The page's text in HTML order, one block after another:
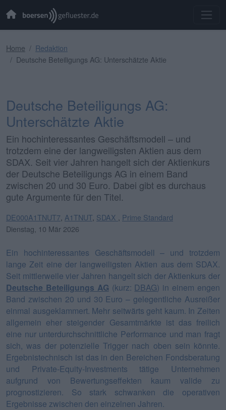
Home
Redaktion
Deutsche Beteiligungs AG: Unterschätzte Aktie
Deutsche Beteiligungs AG:
Unterschätzte Aktie
Ein hochinteressantes Geschäftsmodell – und
trotzdem eine der langweiligsten Aktien aus dem
SDAX. Seit vier Jahren hangelt sich der Aktienkurs
der Deutsche Beteiligungs AG in einem Band
zwischen 20 und 30 Euro. Dabei gibt es durchaus
gute Argumente für den Titel.
DE000A1TNUT7 A1TNUT SDAX
Prime Standard
Dienstag, 10 Mär 2026
Ein hochinteressantes Geschäftsmodell – und trotzdem
lange Zeit eine der langweiligsten Aktien aus dem SDAX.
Seit mittlerweile vier Jahren hangelt sich der Aktienkurs der
Deutsche Beteiligungs AG (kurz: DBAG) in einem engen
Band zwischen 20 und 30 Euro – gelegentliche Ausreißer
einmal ausgeklammert. Mehr seitwärts geht kaum. In Zeiten
allgemein eher steigender Gesamtmärkte ist das freilich
eine nur unterdurchschnittliche Performance und man fragt
sich, was der potenzielle Trigger nach oben sein könnte.
Ergebnistechnisch ist das in den Bereichen Fondsberatung
und Private-Equity-Investments tätige Unternehmen
aufgrund von Bewertungseffekten kaum valide zu
prognostizieren. So stark schwanken die operativen
Ergebnisse zwischen den einzelnen Jahren.